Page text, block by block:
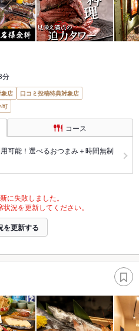
分
象店
口コミ投稿特典対象店
可
コース
可能！選べるおつまみ＋時間無制
に失敗しました。
況を更新してください。
を更新する